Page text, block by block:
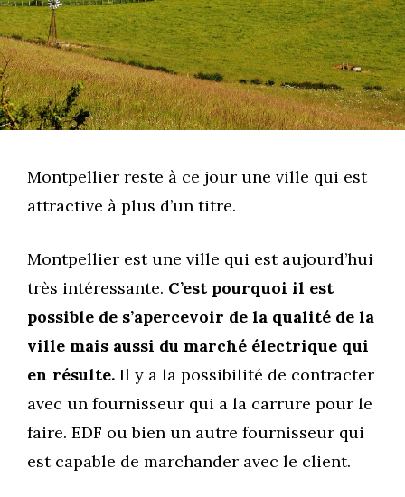
Montpellier reste à ce jour une ville qui est
attractive à plus d’un titre.
Montpellier est une ville qui est aujourd’hui
très intéressante. C’est pourquoi il est
possible de s’apercevoir de la qualité de la
ville mais aussi du marché électrique qui
en résulte. Il y a la possibilité de contracter
avec un fournisseur qui a la carrure pour le
faire. EDF ou bien un autre fournisseur qui
est capable de marchander avec le client.